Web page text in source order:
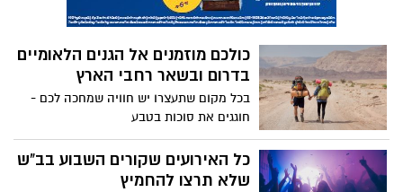
כולכם מוזמנים אל הגנים הלאומיים
בדרום ובשאר רחבי הארץ
בכל מקום שתעצרו יש חוויה שמחכה לכם -
חוגגים את סוכות בטבע
כל האירועים שקורים השבוע בב"ש
שלא תרצו להחמיץ